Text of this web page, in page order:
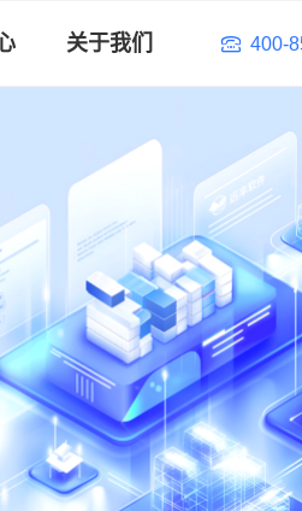
400-
关于我们